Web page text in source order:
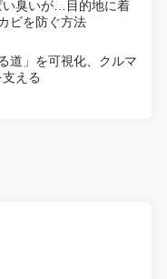
い臭いが…目的地に着
ビを防ぐ方法
道」を可視化、クルマ
える